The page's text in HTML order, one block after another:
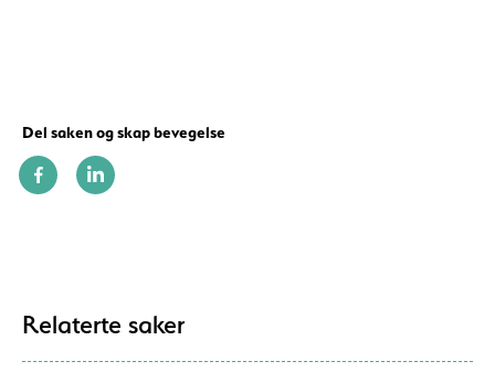
Del saken og skap bevegelse
Relaterte saker